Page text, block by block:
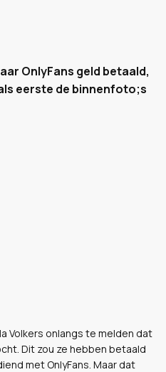
OnlyFans geld betaald,
eerste de binnenfoto;s
Volkers onlangs te melden dat
Dit zou ze hebben betaald
met OnlyFans. Maar dat